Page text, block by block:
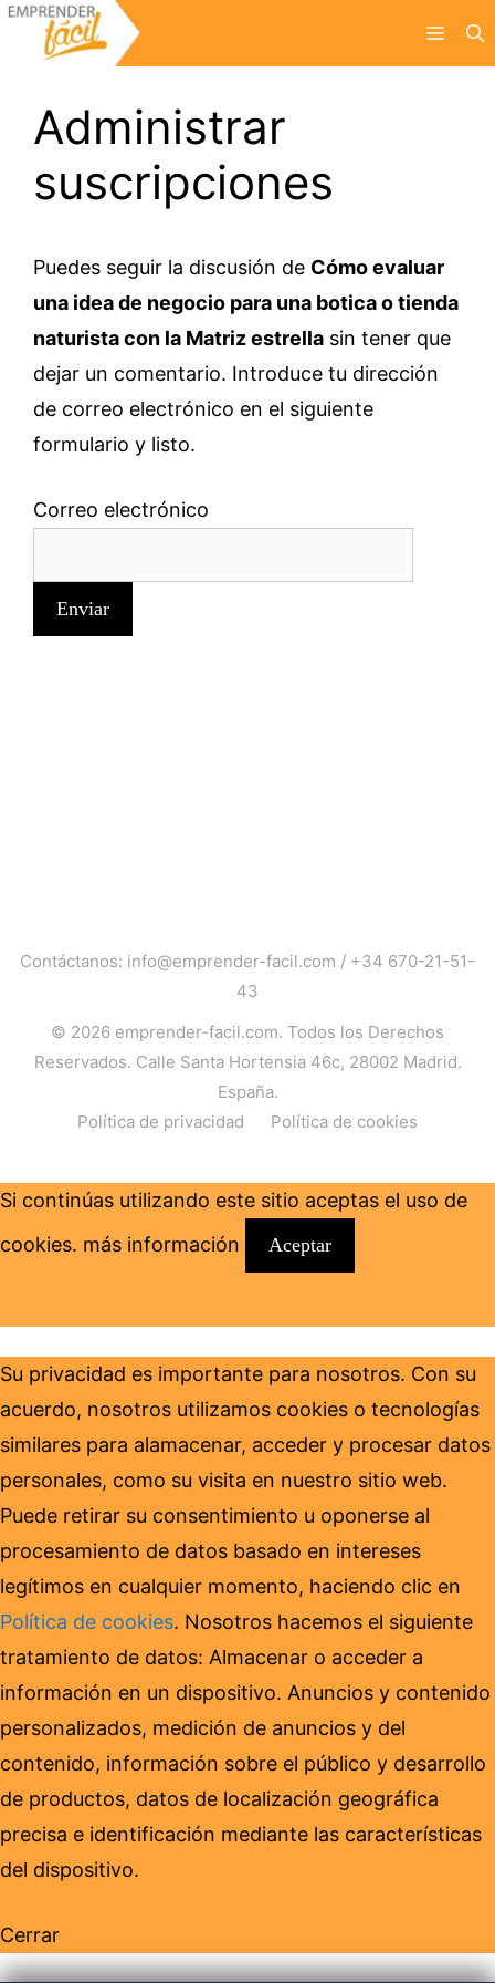
Saltar
Menú
Administrar
suscripciones
Puedes seguir la discusión de Cómo evaluar
una idea de negocio para una botica o tienda
naturista con la Matriz estrella sin tener que
dejar un comentario. Introduce tu dirección
de correo electrónico en el siguiente
formulario y listo.
Correo electrónico
Contáctanos: info@emprender-facil.com / +34 670-21-51-
43
© 2026 emprender-facil.com. Todos los Derechos
Reservados. Calle Santa Hortensia 46c, 28002 Madrid.
España.
Política de privacidad
Política de cookies
Si continúas utilizando este sitio aceptas el uso de
cookies. más información Aceptar
Su privacidad es importante para nosotros. Con su
acuerdo, nosotros utilizamos cookies o tecnologías
similares para alamacenar, acceder y procesar datos
personales, como su visita en nuestro sitio web.
Puede retirar su consentimiento u oponerse al
procesamiento de datos basado en intereses
legítimos en cualquier momento, haciendo clic en
Política de cookies. Nosotros hacemos el siguiente
tratamiento de datos: Almacenar o acceder a
información en un dispositivo. Anuncios y contenido
personalizados, medición de anuncios y del
contenido, información sobre el público y desarrollo
de productos, datos de localización geográfica
precisa e identificación mediante las características
del dispositivo.
Cerrar